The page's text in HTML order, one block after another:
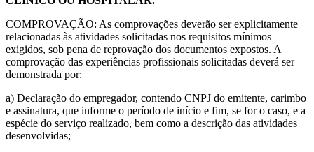
COMPROVAÇÃO: As comprovações deverão ser explicitamente
relacionadas às atividades solicitadas nos requisitos mínimos
exigidos, sob pena de reprovação dos documentos expostos. A
comprovação das experiências profissionais solicitadas deverá ser
demonstrada por:
a) Declaração do empregador, contendo CNPJ do emitente, carimbo
e assinatura, que informe o período de início e fim, se for o caso, e a
espécie do serviço realizado, bem como a descrição das atividades
desenvolvidas;